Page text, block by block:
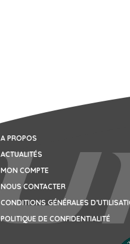
A PROPOS
ACTUALITÉS
MON COMPTE
NOUS CONTACTER
CONDITIONS GÉNÉRALES
POLITIQUE DE CONFIDENTIALITÉ